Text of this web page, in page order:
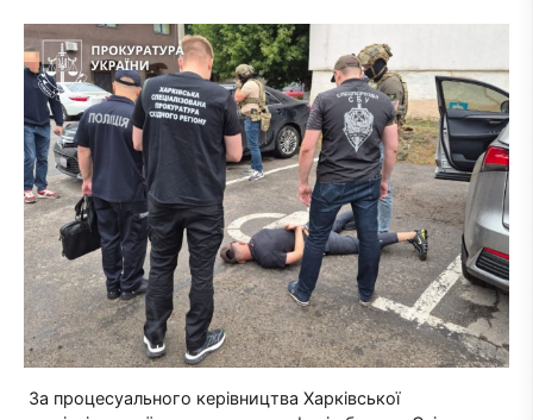
За процесуального керівництва Харківської